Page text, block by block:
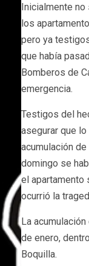
Inicialmente no
los
pero ya
que había
Bomberos de
emergencia.
Testigos del
asegurar que
acumulación
domingo se
el apartamento
ocurrió la
La
de enero,
Boquilla.